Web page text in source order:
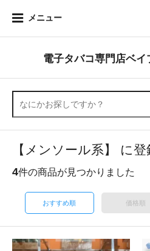
メニュー
電子タバコ専門店ベイ
【メンソール系】 に
4件の商品が見つかりました
おすすめ順 価格順